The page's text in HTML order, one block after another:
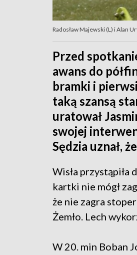
Radosław Majewski (L) i Alan
Przed
awans do
bramki i
taką szansą
uratował
swojej
Sędzia uznał,
Wisła przystąpiła
kartki nie mógł
że nie zagra
Żemło. Lech
W 20. min Boban